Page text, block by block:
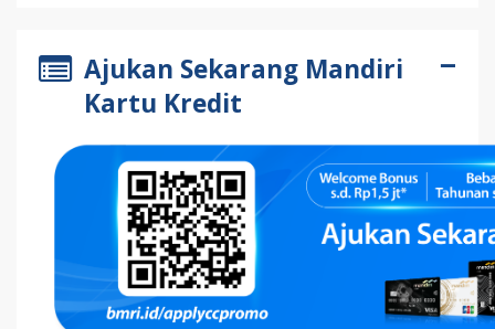
Ajukan Sekarang Mandiri
Kartu Kredit